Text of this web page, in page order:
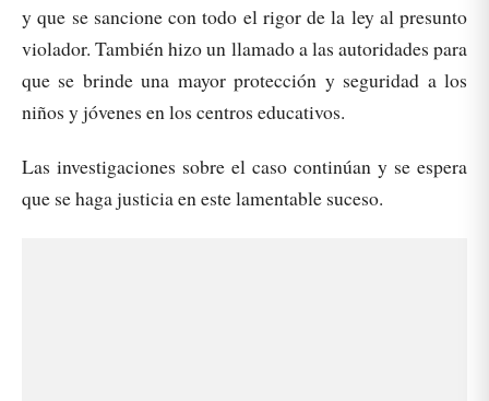
y que se sancione con todo el rigor de la ley al presunto
violador. También hizo un llamado a las autoridades para
que se brinde una mayor protección y seguridad a los
niños y jóvenes en los centros educativos.
Las investigaciones sobre el caso continúan y se espera
que se haga justicia en este lamentable suceso.